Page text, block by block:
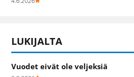
LUKIJALTA
Vuodet eivät ole veljeksiä